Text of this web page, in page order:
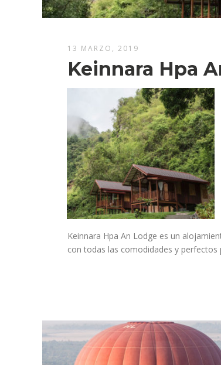
13 MARZO, 2019
Keinnara Hpa
Keinnara Hpa An Lodge es un
con todas las comodidades y perfectos